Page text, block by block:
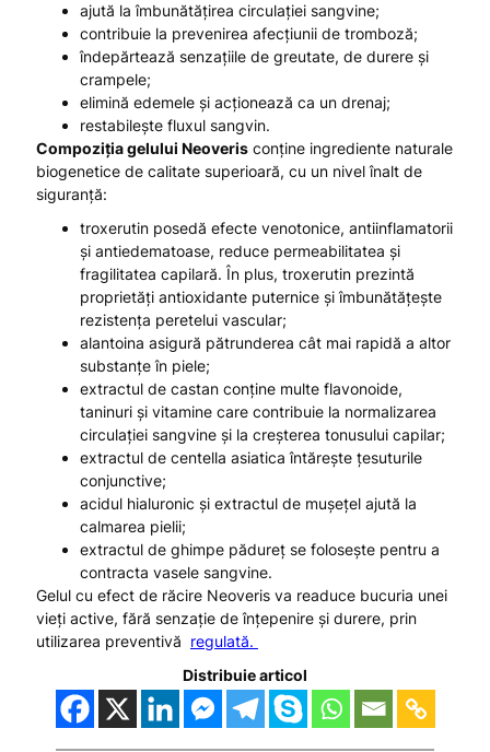
ajută la îmbunătățirea circulației sangvine;
contribuie la prevenirea afecțiunii de tromboză;
îndepărtează senzațiile de greutate, de durere și
crampele;
elimină edemele și acționează ca un drenaj;
restabilește fluxul sangvin.
Compoziția gelului Neoverisconține ingrediente naturale
biogenetice de calitate superioară, cu un nivel înalt de
siguranță:
troxerutin posedă efecte venotonice, antiinflamatorii
și antiedematoase, reduce permeabilitatea și
fragilitatea capilară. În plus, troxerutin prezintă
proprietăți antioxidante puternice și îmbunătățește
rezistența peretelui vascular;
alantoina asigură pătrunderea cât mai rapidă a altor
substanțe în piele;
extractul de castan conține multe flavonoide,
taninuri și vitamine care contribuie la normalizarea
circulației sangvine și la creșterea tonusului capilar;
extractul de centella asiatica întărește țesuturile
conjunctive;
acidul hialuronic și extractul de mușețel ajută la
calmarea pielii;
extractul de ghimpe pădureț se folosește pentru a
contracta vasele sangvine.
Gelul cu efect de răcire Neoveris va readuce bucuria unei
vieți active, fără senzație de înțepenire și durere, prin
utilizarea preventivă regulată.
Distribuie articol